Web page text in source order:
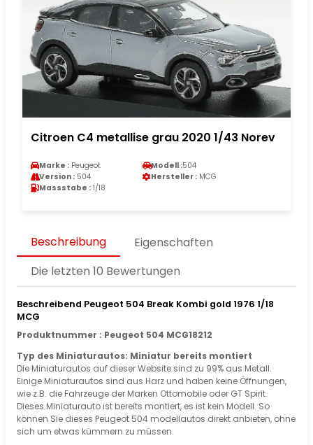
Citroen C4 metallise grau 2020 1/43 Norev
Marke : Peugeot Modell :504
Version : 504 Hersteller : MCG
Massstabe : 1/18
Beschreibung
Eigenschaften
Die letzten 10 Bewertungen
Beschreibend Peugeot 504 Break Kombi gold 1976 1/18
MCG
Produktnummer : Peugeot 504 MCG18212
Typ des Miniaturautos: Miniatur bereits montiert
Die Miniaturautos auf dieser Website sind zu 99% aus Metall.
Einige Miniaturautos sind aus Harz und haben keine Öffnungen,
wie z.B. die Fahrzeuge der Marken Ottomobile oder GT Spirit.
Dieses Miniaturauto ist bereits montiert, es ist kein Modell. So
können Sie dieses Peugeot 504 modellautos direkt anbieten, ohne
sich um etwas kümmern zu müssen.